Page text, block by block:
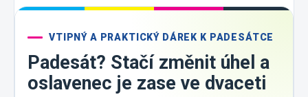
VTIPNÝ A PRAKTICKÝ DÁREK K PADESÁTCE
Padesát? Stačí změnit úhel a
oslavenec je zase ve dvaceti